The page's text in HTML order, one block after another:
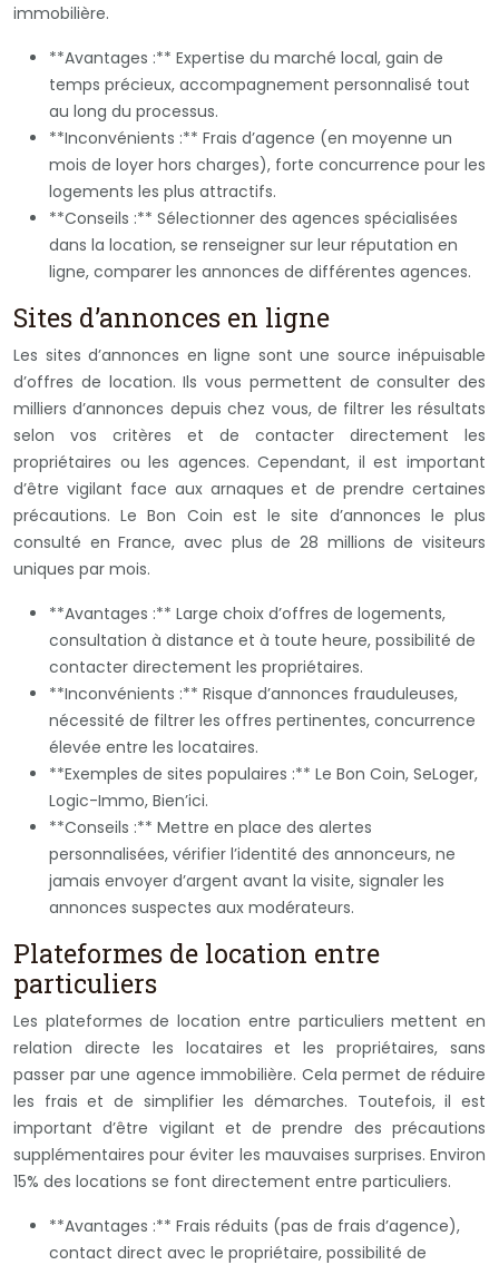
immobilière.
**Avantages :** Expertise du marché local, gain de
temps précieux, accompagnement personnalisé tout
au long du processus.
**Inconvénients :** Frais d’agence (en moyenne un
mois de loyer hors charges), forte concurrence pour les
logements les plus attractifs.
**Conseils :** Sélectionner des agences spécialisées
dans la location, se renseigner sur leur réputation en
ligne, comparer les annonces de différentes agences.
Sites d’annonces en ligne
Les sites d’annonces en ligne sont une source inépuisable
d’offres de location. Ils vous permettent de consulter des
milliers d’annonces depuis chez vous, de filtrer les résultats
selon vos critères et de contacter directement les
propriétaires ou les agences. Cependant, il est important
d’être vigilant face aux arnaques et de prendre certaines
précautions. Le Bon Coin est le site d’annonces le plus
consulté en France, avec plus de 28 millions de visiteurs
uniques par mois.
**Avantages :** Large choix d’offres de logements,
consultation à distance et à toute heure, possibilité de
contacter directement les propriétaires.
**Inconvénients :** Risque d’annonces frauduleuses,
nécessité de filtrer les offres pertinentes, concurrence
élevée entre les locataires.
**Exemples de sites populaires :** Le Bon Coin, SeLoger,
Logic-Immo, Bien’ici.
**Conseils :** Mettre en place des alertes
personnalisées, vérifier l’identité des annonceurs, ne
jamais envoyer d’argent avant la visite, signaler les
annonces suspectes aux modérateurs.
Plateformes de location entre
particuliers
Les plateformes de location entre particuliers mettent en
relation directe les locataires et les propriétaires, sans
passer par une agence immobilière. Cela permet de réduire
les frais et de simplifier les démarches. Toutefois, il est
important d’être vigilant et de prendre des précautions
supplémentaires pour éviter les mauvaises surprises. Environ
15% des locations se font directement entre particuliers.
**Avantages :** Frais réduits (pas de frais d’agence),
contact direct avec le propriétaire, possibilité de